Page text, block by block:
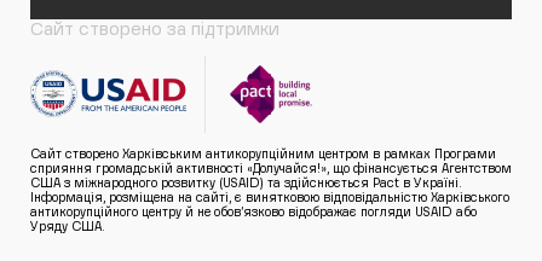
Сайт створено за підтримки
Сайт створено Харківським антикорупційним центром в рамках Програми
сприяння громадській активності «Долучайся!», що фінансується Агентством
США з міжнародного розвитку (USAID) та здійснюється Pact в Україні.
Інформація, розміщена на сайті, є винятковою відповідальністю Харківського
антикорупційного центру й не обов’язково відображає погляди USAID або
Уряду США.